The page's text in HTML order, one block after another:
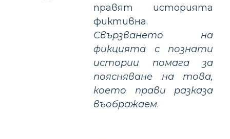
правят историята
фиктивна.
Свързването на
фикцията с познати
истории помага за
поясняване на това,
което прави разказа
въображаем.